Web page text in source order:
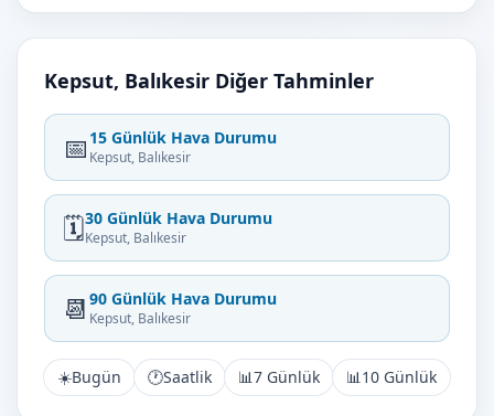
Kepsut, Balıkesir Diğer Tahminler
📅 15 Günlük Hava Durumu
Kepsut, Balıkesir
🗓️30 Günlük Hava Durumu
Kepsut, Balıkesir
📆 90 Günlük Hava Durumu
Kepsut, Balıkesir
☀️Bugün 🕐Saatlik 📊7 Günlük 📊10 Günlük